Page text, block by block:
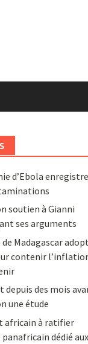
d’Ebola
soutien à Gianni
ses arguments
Madagascar
contenir
depuis des mois
une étude
africain à ratifier
dédié aux